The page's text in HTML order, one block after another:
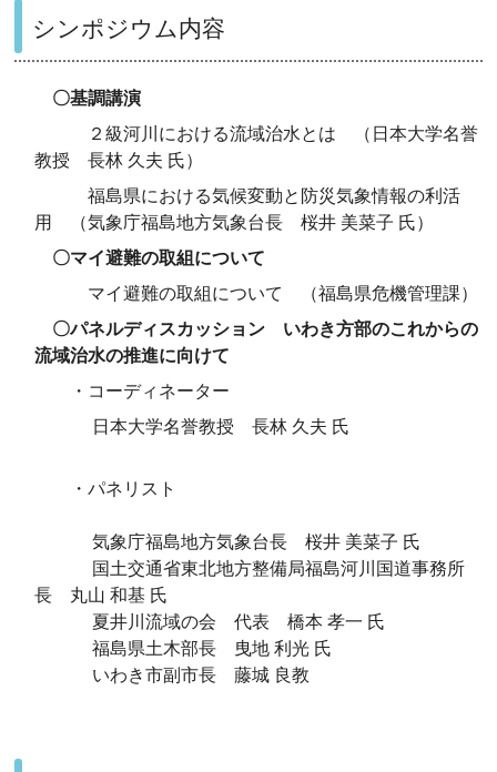
シンポジウム内容
〇基調講演
２級河川における流域治水とは （日本大学名誉
教授 長林 久夫 氏）
福島県における気候変動と防災気象情報の利活
用 （気象庁福島地方気象台長 桜井 美菜子 氏）
〇マイ避難の取組について
マイ避難の取組について （福島県危機管理課）
〇パネルディスカッション いわき方部のこれからの
流域治水の推進に向けて
・コーディネーター
日本大学名誉教授 長林 久夫 氏
・パネリスト
気象庁福島地方気象台長 桜井 美菜子 氏
国土交通省東北地方整備局福島河川国道事務所
長 丸山 和基 氏
夏井川流域の会 代表 橋本 孝一 氏
福島県土木部長 曳地 利光 氏
いわき市副市長 藤城 良教